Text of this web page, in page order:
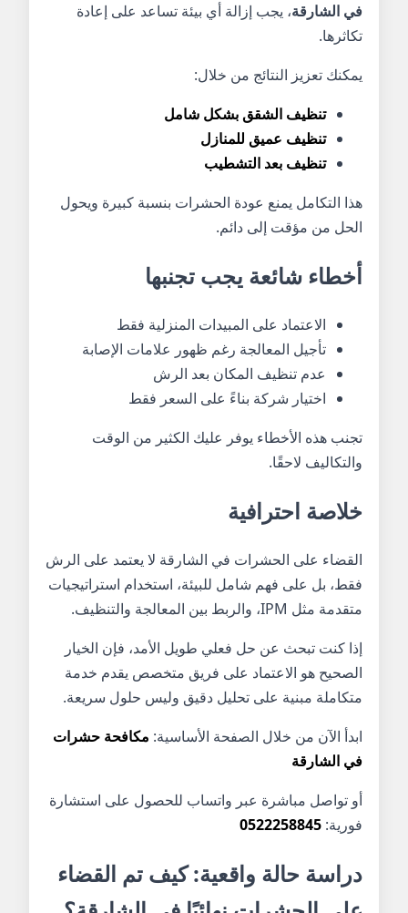
في الشارقة، يجب إزالة أي بيئة تساعد على إعادة
تكاثرها.
يمكنك تعزيز النتائج من خلال:
تنظيف الشقق بشكل شامل
تنظيف عميق للمنازل
تنظيف بعد التشطيب
هذا التكامل يمنع عودة الحشرات بنسبة كبيرة ويحول
الحل من مؤقت إلى دائم.
أخطاء شائعة يجب تجنبها
الاعتماد على المبيدات المنزلية فقط
تأجيل المعالجة رغم ظهور علامات الإصابة
عدم تنظيف المكان بعد الرش
اختيار شركة بناءً على السعر فقط
تجنب هذه الأخطاء يوفر عليك الكثير من الوقت
والتكاليف لاحقًا.
خلاصة احترافية
القضاء على الحشرات في الشارقة لا يعتمد على الرش
فقط، بل على فهم شامل للبيئة، استخدام استراتيجيات
متقدمة مثل IPM، والربط بين المعالجة والتنظيف.
إذا كنت تبحث عن حل فعلي طويل الأمد، فإن الخيار
الصحيح هو الاعتماد على فريق متخصص يقدم خدمة
متكاملة مبنية على تحليل دقيق وليس حلول سريعة.
ابدأ الآن من خلال الصفحة الأساسية: مكافحة حشرات
في الشارقة
أو تواصل مباشرة عبر واتساب للحصول على استشارة
فورية: 0522258845
دراسة حالة واقعية: كيف تم القضاء